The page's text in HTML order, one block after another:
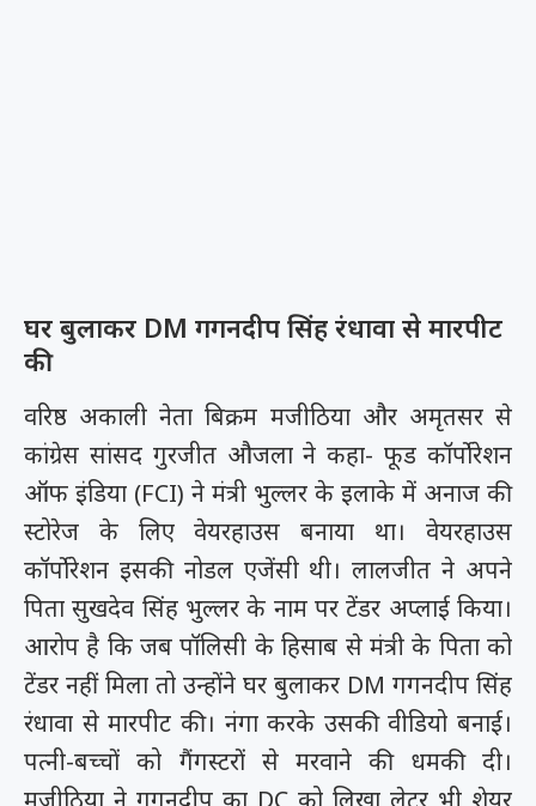
घर बुलाकर DM गगनदीप सिंह रंधावा से मारपीट
की
वरिष्ठ अकाली नेता बिक्रम मजीठिया और अमृतसर से
कांग्रेस सांसद गुरजीत औजला ने कहा- फूड कॉर्पोरेशन
ऑफ इंडिया (FCI) ने मंत्री भुल्लर के इलाके में अनाज की
स्टोरेज के लिए वेयरहाउस बनाया था। वेयरहाउस
कॉर्पोरेशन इसकी नोडल एजेंसी थी। लालजीत ने अपने
पिता सुखदेव सिंह भुल्लर के नाम पर टेंडर अप्लाई किया।
आरोप है कि जब पॉलिसी के हिसाब से मंत्री के पिता को
टेंडर नहीं मिला तो उन्होंने घर बुलाकर DM गगनदीप सिंह
रंधावा से मारपीट की। नंगा करके उसकी वीडियो बनाई।
पत्नी-बच्चों को गैंगस्टरों से मरवाने की धमकी दी।